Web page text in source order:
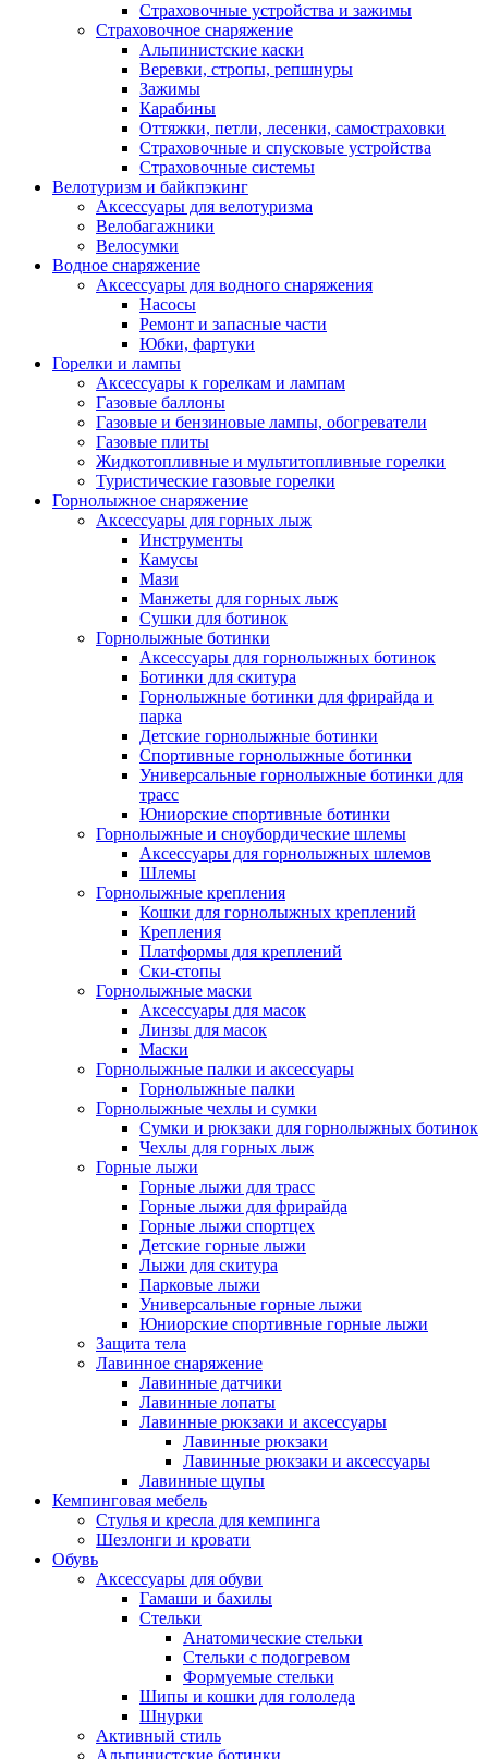
Страховочные устройства и зажимы
Страховочное снаряжение
Альпинистские каски
Веревки, стропы, репшнуры
Зажимы
Карабины
Оттяжки, петли, лесенки, самостраховки
Страховочные и спусковые устройства
Страховочные системы
Велотуризм и байкпэкинг
Аксессуары для велотуризма
Велобагажники
Велосумки
Водное снаряжение
Аксессуары для водного снаряжения
Насосы
Ремонт и запасные части
Юбки, фартуки
Горелки и лампы
Аксессуары к горелкам и лампам
Газовые баллоны
Газовые и бензиновые лампы, обогреватели
Газовые плиты
Жидкотопливные и мультитопливные горелки
Туристические газовые горелки
Горнолыжное снаряжение
Аксессуары для горных лыж
Инструменты
Камусы
Мази
Манжеты для горных лыж
Сушки для ботинок
Горнолыжные ботинки
Аксессуары для горнолыжных ботинок
Ботинки для скитура
Горнолыжные ботинки для фрирайда и
парка
Детские горнолыжные ботинки
Спортивные горнолыжные ботинки
Универсальные горнолыжные ботинки для
трасс
Юниорские спортивные ботинки
Горнолыжные и сноубордические шлемы
Аксессуары для горнолыжных шлемов
Шлемы
Горнолыжные крепления
Кошки для горнолыжных креплений
Крепления
Платформы для креплений
Ски-стопы
Горнолыжные маски
Аксессуары для масок
Линзы для масок
Маски
Горнолыжные палки и аксессуары
Горнолыжные палки
Горнолыжные чехлы и сумки
Сумки и рюкзаки для горнолыжных ботинок
Чехлы для горных лыж
Горные лыжи
Горные лыжи для трасс
Горные лыжи для фрирайда
Горные лыжи спортцех
Детские горные лыжи
Лыжи для скитура
Парковые лыжи
Универсальные горные лыжи
Юниорские спортивные горные лыжи
Защита тела
Лавинное снаряжение
Лавинные датчики
Лавинные лопаты
Лавинные рюкзаки и аксессуары
Лавинные рюкзаки
Лавинные рюкзаки и аксессуары
Лавинные щупы
Кемпинговая мебель
Стулья и кресла для кемпинга
Шезлонги и кровати
Обувь
Аксессуары для обуви
Гамаши и бахилы
Стельки
Анатомические стельки
Стельки с подогревом
Формуемые стельки
Шипы и кошки для гололеда
Шнурки
Активный стиль
Альпинистские ботинки